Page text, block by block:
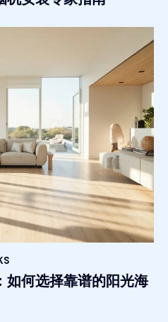
如何选择靠谱的阳光海